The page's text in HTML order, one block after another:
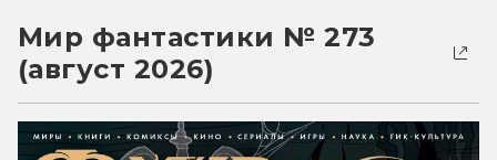
Мир фантастики № 273
(август 2026)